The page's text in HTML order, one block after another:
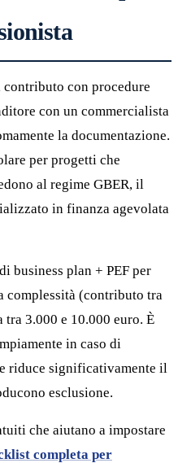
con procedure
con un commercialista
la documentazione.
per progetti che
al regime GBER, il
in finanza agevolata
business plan + PEF per
complessità (contributo tra
3.000 e 10.000 euro. È
in caso di
riduce significativamente il
esclusione.
che aiutano a impostare
completa per